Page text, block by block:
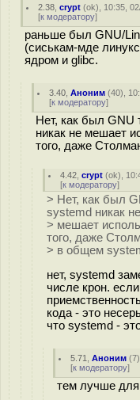
2.38 ,crypt (ok), 10:35,
[к модератору]
раньше был GNU/
(сиськам-мде
ядром и glibc.
3.40 ,Аноним (40),
[к модератору]
Нет, как был GNU
никак не мешает
того, даже
4.42 ,crypt (ok),
[к модератору]
> Нет, как был
systemd никак не
> мешает
того, даже
> в общем
нет, systemd
числе крон.
кода - это
что systemd -
5.71 ,Аноним (7
[к модератору]
тем лучше для